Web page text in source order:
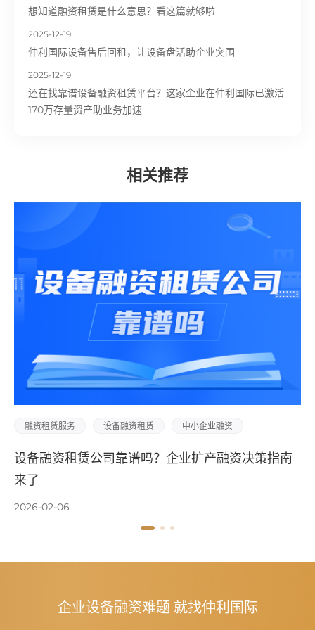
想知道融资租赁是什么意思？看这篇就够啦
2025-12-19
仲利国际设备售后回租，让设备盘活助企业突围
2025-12-19
还在找靠谱设备融资租赁平台？这家企业在仲利国际已激活
170万存量资产助业务加速
相关推荐
融资租赁服务 设备融资租赁 中小企业融资
设备融资租赁公司靠谱吗？企业扩产融资决策指南
来了
2026-02-06
企业设备融资难题 就找仲利国际